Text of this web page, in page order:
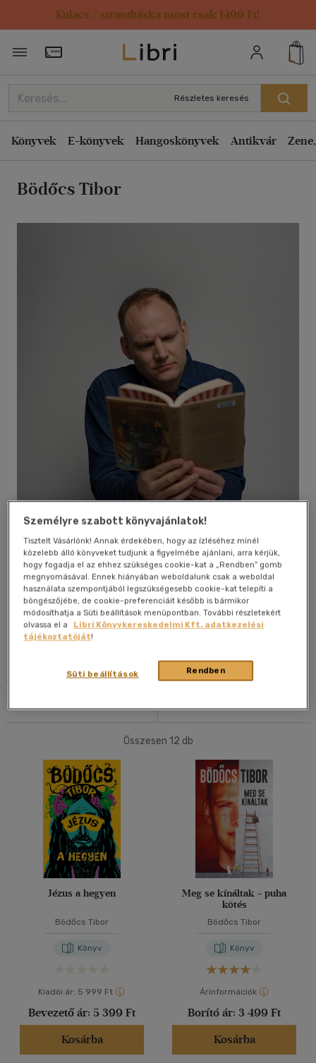
Kulacs / strandtáska most csak 1499 Ft!
Törzsvásárlói Kártya adatai
Részletes keresés
Könyvek E-könyvek Hangoskönyvek Antikvár
Bödőcs Tibor
Művei
Életrajz
Rendezés
Kiadás éve szerint csökkenő
Ár szerint csökkenő
Eladott darabszám szerint csökkenő
Alkalmaz
Összesen 12 db
Jézus a hegyen
Bödőcs Tibor
Könyv
Kiadói ár: 5 999 Ft
Bevezető ár: 5 399 Ft
Kosárba
Meg se kínáltak - puha
kötés
Bödőcs Tibor
Könyv
Árinformációk
Borító ár: 3 499 Ft
Kosárba
Személyre szabott könyvajánlatok!
Tisztelt Vásárlónk! Annak érdekében, hogy az ízléséhez minél
közelebb álló könyveket tudjunk a figyelmébe ajánlani, arra kérjük,
hogy fogadja el az ehhez szükséges cookie-kat a „Rendben” gomb
megnyomásával. Ennek hiányában weboldalunk csak a weboldal
használata szempontjából legszükségesebb cookie-kat telepíti a
böngészőjébe, de cookie-preferenciáit később is bármikor
módosíthatja a Süti beállítások menüpontban. További részletekért
olvassa el a
Libri Könyvkereskedelmi Kft. adatkezelési
tájékoztatóját!
Rendben
Süti beállítások